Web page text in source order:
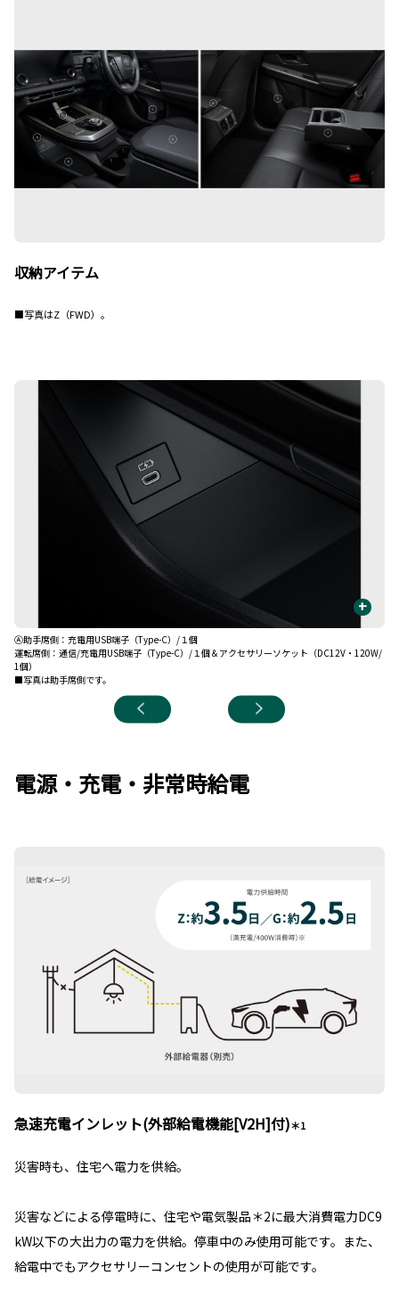
収納アイテム
■写真はZ（FWD）。
+
Ⓐ助手席側：充電用USB端子（Type-C）/１個
運転席側：通信/充電用USB端子（Type-C）/１個＆アクセサリーソケット（DC12V・120W/
1個）
■写真は助手席側です。
電源・充電・非常時給電
急速充電インレット(外部給電機能[V2H]付)＊1
災害時も、住宅へ電力を供給。
災害などによる停電時に、住宅や電気製品＊2に最大消費電力DC9
kW以下の大出力の電力を供給。停車中のみ使用可能です。また、
給電中でもアクセサリーコンセントの使用が可能です。